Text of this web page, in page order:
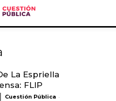
La Espriella
FLIP
Cuestión Pública -